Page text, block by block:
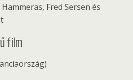
Fred Sersen és
film